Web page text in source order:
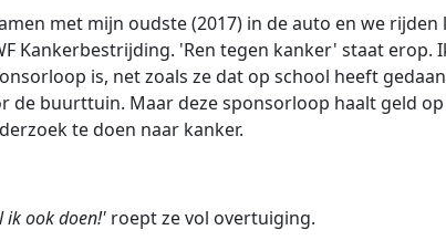
met mijn oudste (2017) in de auto en we
Kankerbestrijding. 'Ren tegen kanker' staat erop.
is, net zoals ze dat op school heeft
de buurttuin. Maar deze sponsorloop haalt geld
te doen naar kanker.
ik ook doen!' roept ze vol overtuiging.